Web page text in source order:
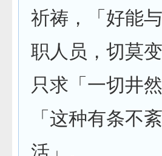
祈祷，「好能
职人员，切莫
只求「一切井
「这种有条不
活」。